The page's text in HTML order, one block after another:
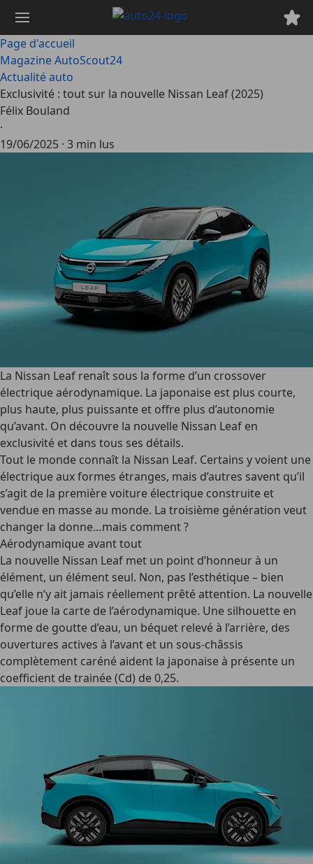
contenu
principal
Page d'accueil
Magazine AutoScout24
Actualité auto
Exclusivité : tout sur la nouvelle Nissan Leaf (2025)
Félix Bouland
·
19/06/2025 · 3 min lus
La Nissan Leaf renaît sous la forme d’un crossover
électrique aérodynamique. La japonaise est plus courte,
plus haute, plus puissante et offre plus d’autonomie
qu’avant. On découvre la nouvelle Nissan Leaf en
exclusivité et dans tous ses détails.
Tout le monde connaît la Nissan Leaf. Certains y voient une
électrique aux formes étranges, mais d’autres savent qu’il
s’agit de la première voiture électrique construite et
vendue en masse au monde. La troisième génération veut
changer la donne…mais comment ?
Aérodynamique avant tout
La nouvelle Nissan Leaf met un point d’honneur à un
élément, un élément seul. Non, pas l’esthétique – bien
qu’elle n’y ait jamais réellement prêté attention. La nouvelle
Leaf joue la carte de l’aérodynamique. Une silhouette en
forme de goutte d’eau, un béquet relevé à l’arrière, des
ouvertures actives à l’avant et un sous-châssis
complètement caréné aident la japonaise à présente un
coefficient de trainée (Cd) de 0,25.